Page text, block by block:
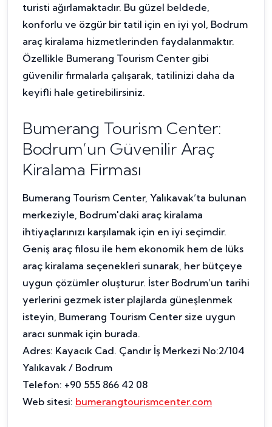
turisti ağırlamaktadır. Bu güzel beldede,
konforlu ve özgür bir tatil için en iyi yol, Bodrum
araç kiralama hizmetlerinden faydalanmaktır.
Özellikle Bumerang Tourism Center gibi
güvenilir firmalarla çalışarak, tatilinizi daha da
keyifli hale getirebilirsiniz.
Bumerang Tourism Center:
Bodrum’un Güvenilir Araç
Kiralama Firması
Bumerang Tourism Center, Yalıkavak’ta bulunan
merkeziyle, Bodrum'daki araç kiralama
ihtiyaçlarınızı karşılamak için en iyi seçimdir.
Geniş araç filosu ile hem ekonomik hem de lüks
araç kiralama seçenekleri sunarak, her bütçeye
uygun çözümler oluşturur. İster Bodrum’un tarihi
yerlerini gezmek ister plajlarda güneşlenmek
isteyin, Bumerang Tourism Center size uygun
aracı sunmak için burada.
Adres: Kayacık Cad. Çandır İş Merkezi No:2/104
Yalıkavak / Bodrum
Telefon: +90 555 866 42 08
Web sitesi: bumerangtourismcenter.com